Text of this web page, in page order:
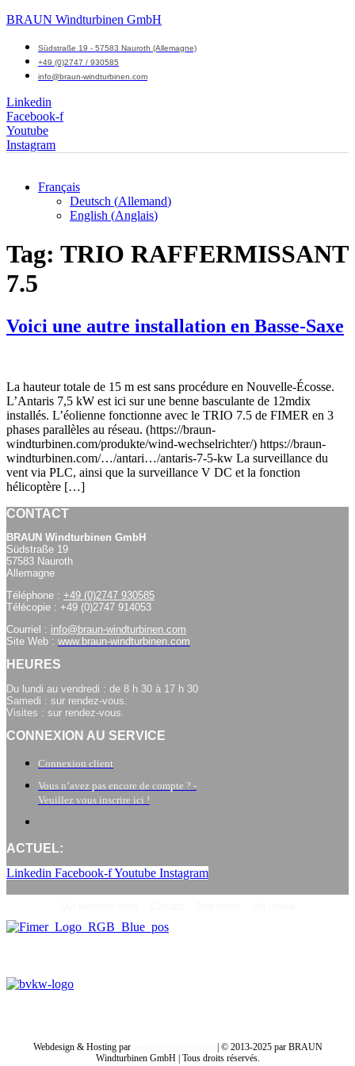
BRAUN Windturbinen GmbH
Südstraße 19 - 57583 Nauroth (Allemagne)
+49 (0)2747 / 930585
info@braun-windturbinen.com
Linkedin
Facebook-f
Youtube
Instagram
Français
Deutsch (Allemand)
English (Anglais)
Tag: TRIO RAFFERMISSANT
7.5
Voici une autre installation en Basse-Saxe
La hauteur totale de 15 m est sans procédure en Nouvelle-Écosse.
L’Antaris 7,5 kW est ici sur une benne basculante de 12mdix
installés. L’éolienne fonctionne avec le TRIO 7.5 de FIMER en 3
phases parallèles au réseau. (https://braun-
windturbinen.com/produkte/wind-wechselrichter/) https://braun-
windturbinen.com/…/antari…/antaris-7-5-kw La surveillance du
vent via PLC, ainsi que la surveillance V DC et la fonction
hélicoptère […]
CONTACT
BRAUN Windturbinen GmbH
Südstraße 19
57583 Nauroth
Allemagne
Téléphone : +49 (0)2747 930585
Télécopie : +49 (0)2747 914053
Courriel : info@braun-windturbinen.com
Site Web : www.braun-windturbinen.com
HEURES
Du lundi au vendredi : de 8 h 30 à 17 h 30
Samedi : sur rendez-vous.
Visites : sur rendez-vous.
CONNEXION AU SERVICE
Connexion client
Vous n’avez pas encore de compte ? -
Veuillez vous inscrire ici !
ACTUEL:
Linkedin Facebook-fYoutube Instagram
Webdesign & Hosting par
| © 2013-2025 par BRAUN
Windturbinen GmbH | Tous droits réservés.